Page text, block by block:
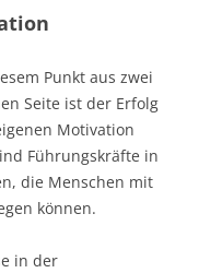
Punkt aus zwei
Seite ist der Erfolg
Motivation
Führungskräfte in
die Menschen mit
können.
in der